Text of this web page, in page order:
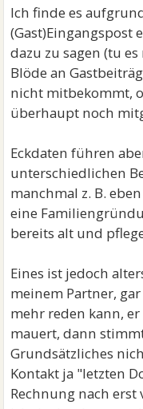
Ich finde es
(Gast)Eingangspost
dazu zu sagen (tu
Blöde an
nicht mitbekommt,
überhaupt noch
Eckdaten führen
unterschiedlichen
manchmal z. B.
eine
bereits alt und
Eines ist jedoch
meinem Partner,
mehr reden kann,
mauert, dann
Grundsätzliches
Kontakt ja "letzten
Rechnung nach erst